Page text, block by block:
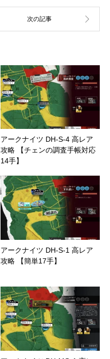
アークナイツ DH-S-4 高レア
攻略 【チェンの調査手帳対応
14手】
アークナイツ DH-S-1 高レア
攻略 【簡単17手】